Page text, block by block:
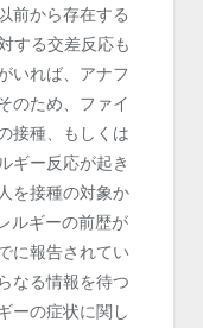
前から存在する
する交差反応も
いれば、アナフ
のため、ファイ
接種、もしくは
ギー反応が起き
を接種の対象か
ルギーの前歴が
に報告されてい
なる情報を待つ
ーの症状に関し